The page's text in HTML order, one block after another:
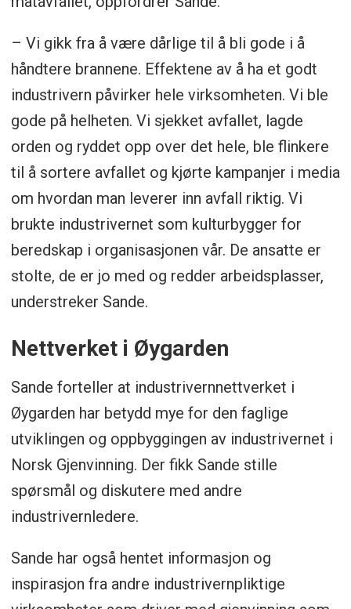
– Vi gikk fra å være dårlige til å bli gode i å
håndtere brannene. Effektene av å ha et godt
industrivern påvirker hele virksomheten. Vi ble
gode på helheten. Vi sjekket avfallet, lagde
orden og ryddet opp over det hele, ble flinkere
til å sortere avfallet og kjørte kampanjer i media
om hvordan man leverer inn avfall riktig. Vi
brukte industrivernet som kulturbygger for
beredskap i organisasjonen vår. De ansatte er
stolte, de er jo med og redder arbeidsplasser,
understreker Sande.
Nettverket i Øygarden
Sande forteller at industrivernnettverket i
Øygarden har betydd mye for den faglige
utviklingen og oppbyggingen av industrivernet i
Norsk Gjenvinning. Der fikk Sande stille
spørsmål og diskutere med andre
industrivernledere.
Sande har også hentet informasjon og
inspirasjon fra andre industrivernpliktige